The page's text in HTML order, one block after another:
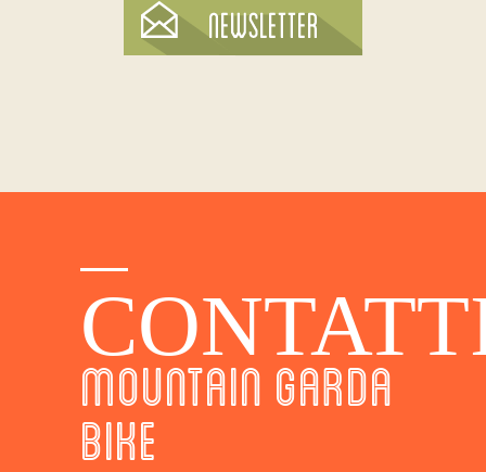
MOUNTAIN GARDA
BIKE